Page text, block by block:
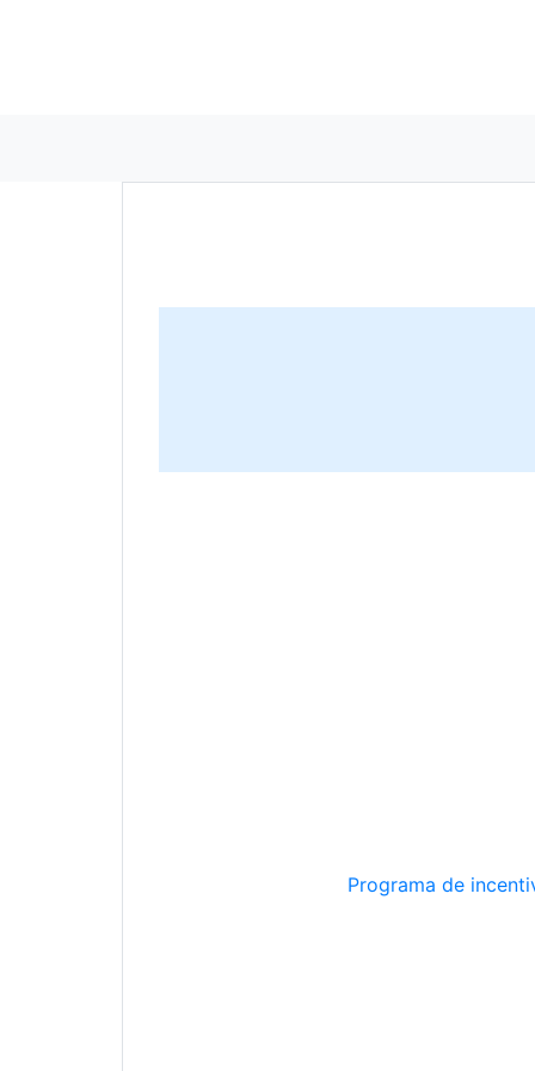
Programa de